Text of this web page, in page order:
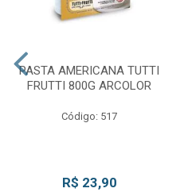
PASTA AMERICANA TUTTI
FRUTTI 800G ARCOLOR
Código: 517
R$ 23,90